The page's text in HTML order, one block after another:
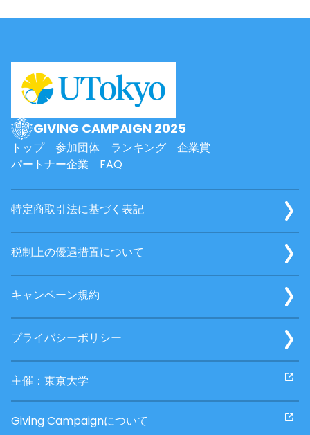
GIVING CAMPAIGN 2025
トップ 参加団体 ランキング
企業賞
パートナー企業
FAQ
特定商取引法に基づく表記
税制上の優遇措置について
キャンペーン規約
プライバシーポリシー
主催：東京大学
Giving Campaignについて